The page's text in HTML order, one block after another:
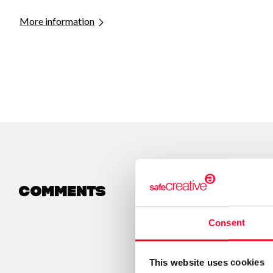
Consent
This website uses cookies
More information
Comments